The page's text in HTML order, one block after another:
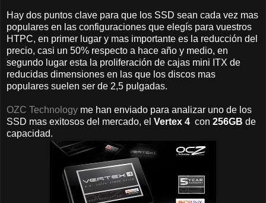
Hay dos puntos clave para que los SSD sean cada vez mas
populares en las configuraciones que elegís para vuestros
HTPC, en primer lugar y mas importante es la reducción del
precio, casi un 50% respecto a hace año y medio, en
segundo lugar esta la proliferación de cajas mini ITX de
reducidas dimensiones en las que los discos mas
populares suelen ser de 2,5 pulgadas.
OZC Technology me han enviado para analizar uno de los
SSD mas exitosos del mercado, el Vertex 4 con 256GB de
capacidad.